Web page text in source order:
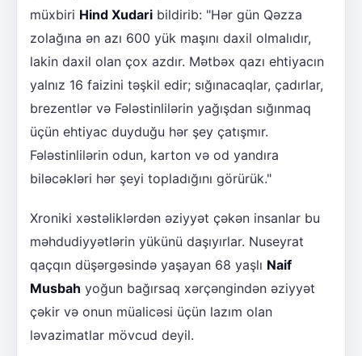
müxbiri Hind Xudari bildirib: "Hər gün Qəzza
zolağına ən azı 600 yük maşını daxil olmalıdır,
lakin daxil olan çox azdır. Mətbəx qazı ehtiyacın
yalnız 16 faizini təşkil edir; sığınacaqlar, çadırlar,
brezentlər və Fələstinlilərin yağışdan sığınmaq
üçün ehtiyac duyduğu hər şey çatışmır.
Fələstinlilərin odun, karton və od yandıra
biləcəkləri hər şeyi topladığını görürük."
Xroniki xəstəliklərdən əziyyət çəkən insanlar bu
məhdudiyyətlərin yükünü daşıyırlar. Nuseyrat
qaçqın düşərgəsində yaşayan 68 yaşlı Naif
Musbah yoğun bağırsaq xərçəngindən əziyyət
çəkir və onun müalicəsi üçün lazım olan
ləvazimatlar mövcud deyil.